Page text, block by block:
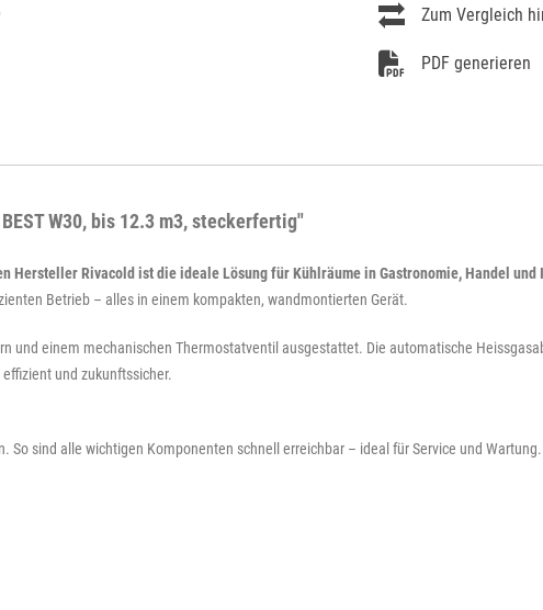
Zum Vergleich
PDF generieren
W30, bis 12.3 m3, steckerfertig"
Rivacold ist die ideale Lösung für Kühlräume in Gastronomie, Handel und
Betrieb – alles in einem kompakten, wandmontierten Gerät.
und einem mechanischen Thermostatventil ausgestattet. Die automatische
und zukunftssicher.
sind alle wichtigen Komponenten schnell erreichbar – ideal für Service und